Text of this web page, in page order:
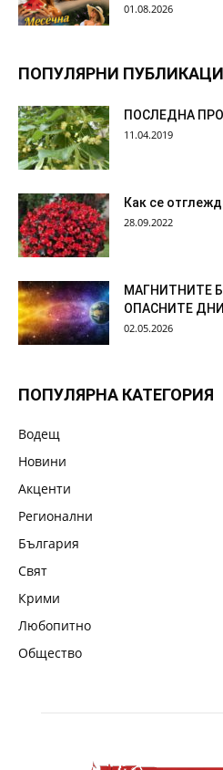
01.08.2026
ПОПУЛЯРНИ
ПОСЛЕДНА
11.04.2019
Как се
28.09.2022
МАГНИТНИТЕ
ОПАСНИТЕ
02.05.2026
ПОПУЛЯРНА КАТЕГОРИЯ
Водещ
Новини
Акценти
Регионални
България
Свят
Крими
Любопитно
Общество